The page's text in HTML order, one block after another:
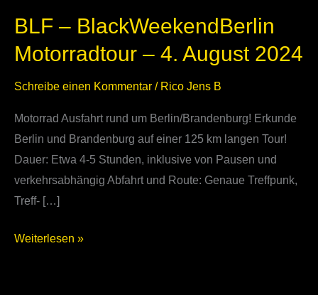
BLF – BlackWeekendBerlin
Motorradtour – 4. August 2024
Schreibe einen Kommentar / Rico Jens B
Motorrad Ausfahrt rund um Berlin/Brandenburg! Erkunde
Berlin und Brandenburg auf einer 125 km langen Tour!
Dauer: Etwa 4-5 Stunden, inklusive von Pausen und
verkehrsabhängig Abfahrt und Route: Genaue Treffpunk,
Treff- […]
BlackWeekendBerlin
Motorradtour
4.
Weiterlesen »